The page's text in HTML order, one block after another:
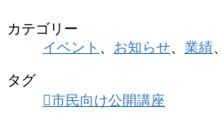
カテゴリー
イベント
お知らせ 業績
タグ
市民向け公開講座